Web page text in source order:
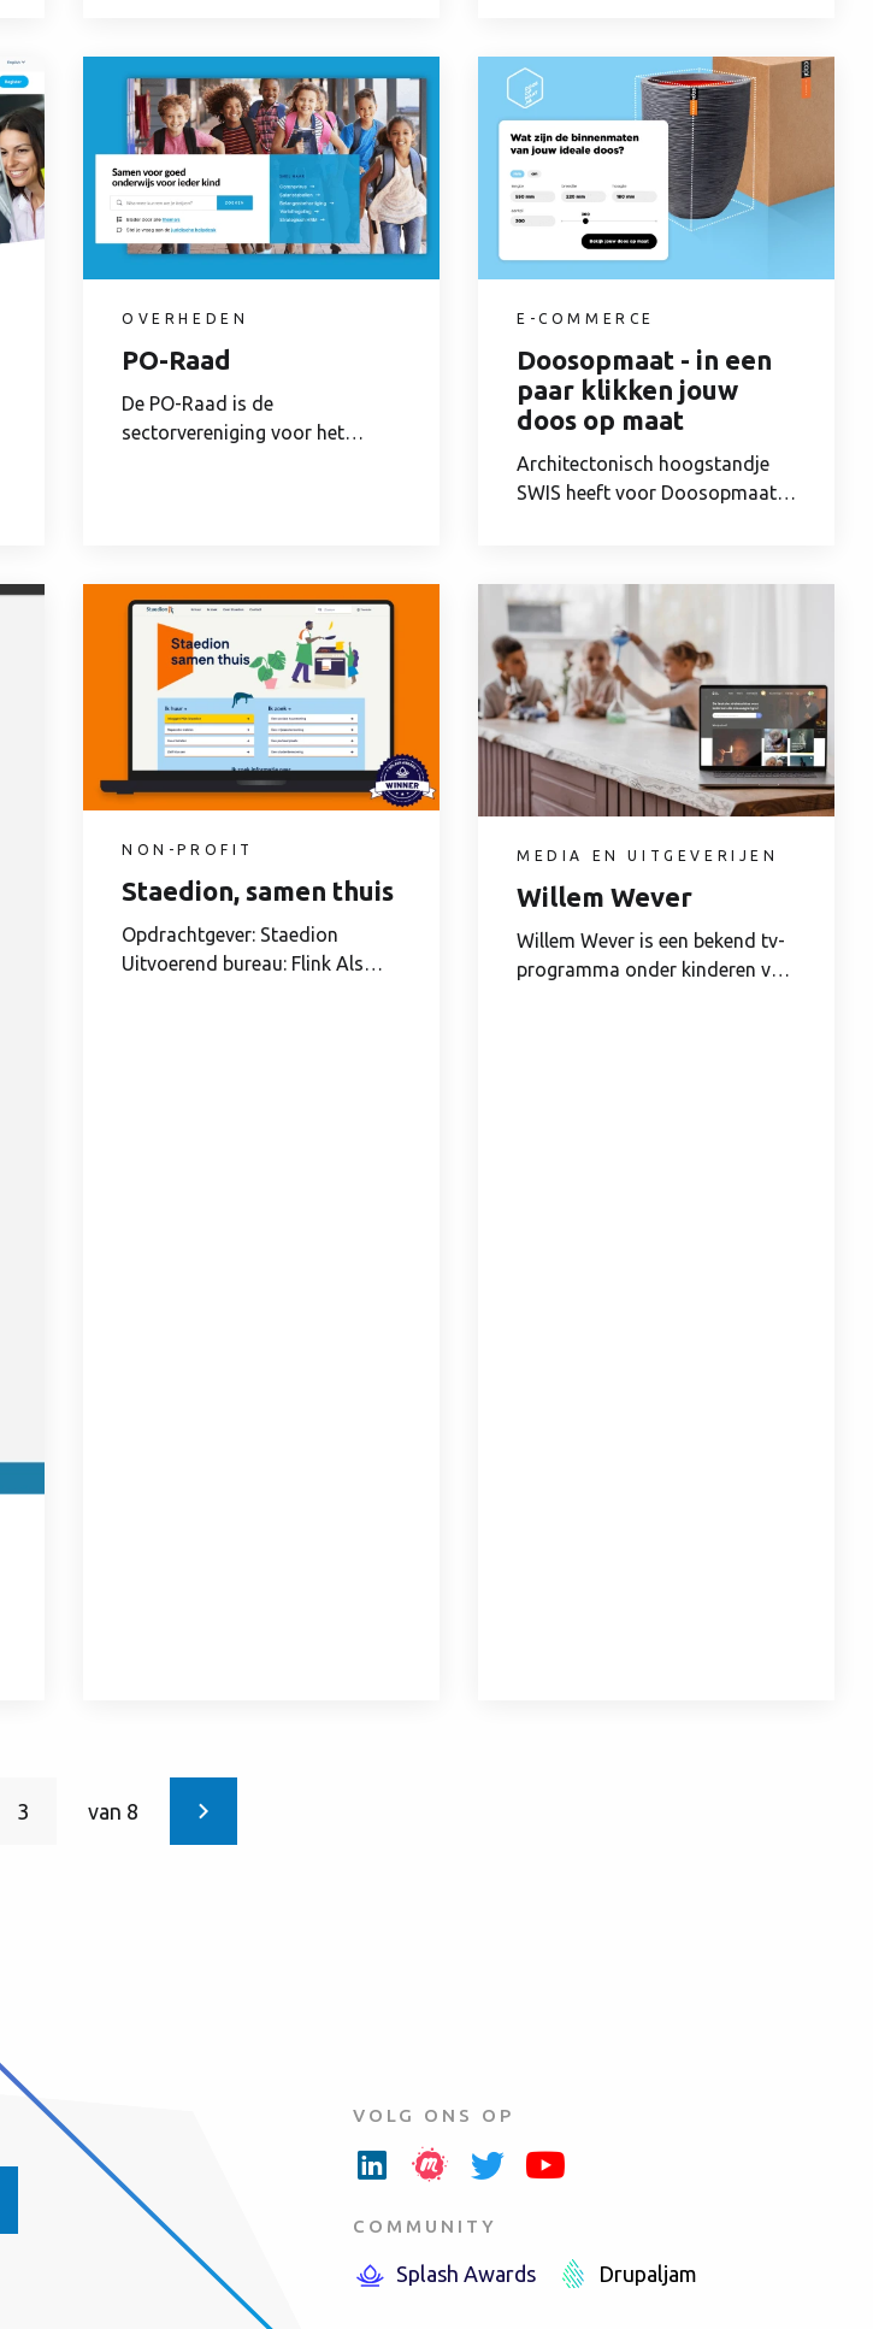
OVERHEDEN
PO-Raad
De PO-Raad is de
sectorvereniging voor het
E-COMMERCE
Doosopmaat - in een
paar klikken jouw
doos op maat
Architectonisch hoogstandje
SWIS heeft voor Doosopmaat
NON-PROFIT
Staedion, samen thuis
Opdrachtgever: Staedion
Uitvoerend bureau: Flink Als
MEDIA EN UITGEVERIJEN
Willem Wever
Willem Wever is een bekend tv-
programma onder kinderen van
3 van 8
VOLG ONS OP
COMMUNITY
Splash Awards Drupaljam